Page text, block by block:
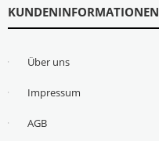
KUNDENINFORMATIONEN
Über uns
Impressum
AGB